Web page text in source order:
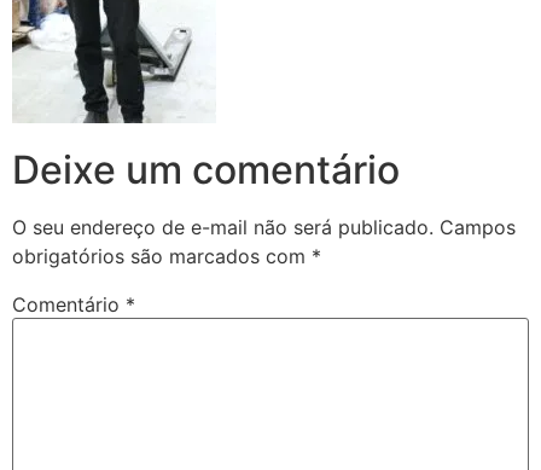
Deixe um comentário
O seu endereço de e-mail não será publicado. Campos
obrigatórios são marcados com *
Comentário *